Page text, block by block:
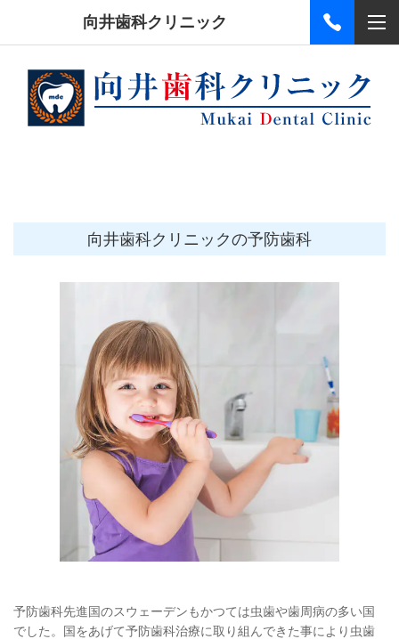
向井歯科クリニック
向井歯科クリニックの予防歯科
予防歯科先進国のスウェーデンもかつては虫歯や歯周病の多い国
でした。国をあげて予防歯科治療に取り組んできた事により虫歯